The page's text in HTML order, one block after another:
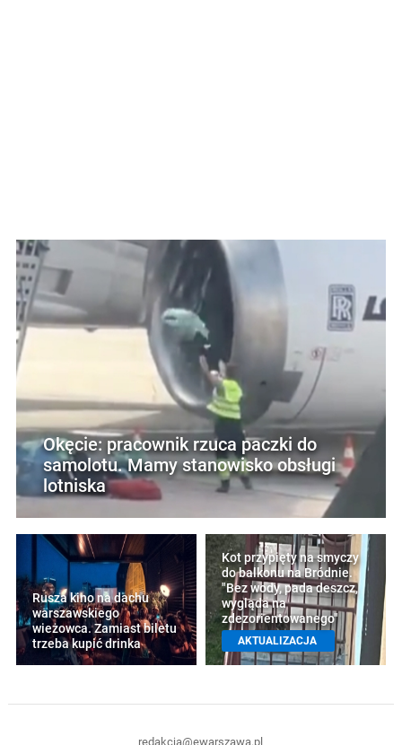
Okęcie: pracownik rzuca paczki do
samolotu. Mamy stanowisko obsługi
lotniska
Rusza kino na dachu
warszawskiego
wieżowca. Zamiast biletu
trzeba kupić drinka
Kot przypięty na smyczy
do balkonu na Bródnie.
"Bez wody, pada deszcz,
wygląda na
zdezorientowanego"
AKTUALIZACJA
redakcja@ewarszawa.pl